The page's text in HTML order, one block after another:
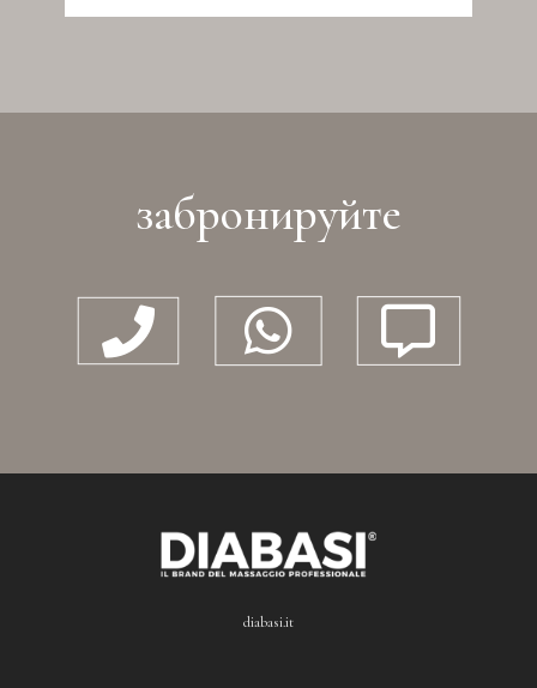
забронируйте
  
diabasi.it